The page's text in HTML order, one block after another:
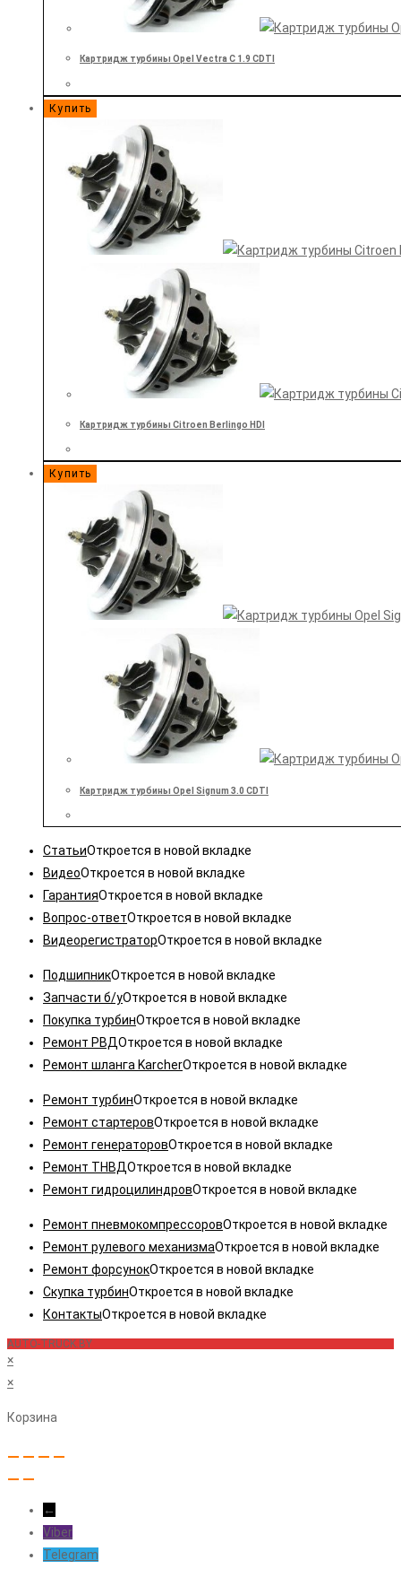
Картридж турбины Opel Vectra C 1.9 CDTI
Купить
Картридж турбины Citroen Berlingo HDI
Купить
Картридж турбины Opel Signum 3.0 CDTI
СтатьиОткроется в новой вкладке
ВидеоОткроется в новой вкладке
ГарантияОткроется в новой вкладке
Вопрос-ответОткроется в новой вкладке
ВидеорегистраторОткроется в новой вкладке
ПодшипникОткроется в новой вкладке
Запчасти б/уОткроется в новой вкладке
Покупка турбинОткроется в новой вкладке
Ремонт РВДОткроется в новой вкладке
Ремонт шланга KarcherОткроется в новой вкладке
Ремонт турбинОткроется в новой вкладке
Ремонт стартеровОткроется в новой вкладке
Ремонт генераторовОткроется в новой вкладке
Ремонт ТНВДОткроется в новой вкладке
Ремонт гидроцилиндровОткроется в новой вкладке
Ремонт пневмокомпрессоровОткроется в новой вкладке
Ремонт рулевого механизмаОткроется в новой вкладке
Ремонт форсунокОткроется в новой вкладке
Скупка турбинОткроется в новой вкладке
КонтактыОткроется в новой вкладке
AUTO-TRUCK.BY
×
×
Корзина
←
Viber
Telegram